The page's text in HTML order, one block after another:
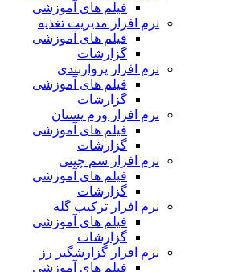
فیلم های آموزشی
نرم افزار مدیریت تغذیه
فیلم های آموزشی
گزارشات
نرم افزار پرواربندی
فیلم های آموزشی
گزارشات
نرم افزار ورم پستان
فیلم های آموزشی
گزارشات
نرم افزار سم چینی
فیلم های آموزشی
گزارشات
نرم افزار ترکیب گله
فیلم های آموزشی
گزارشات
نرم افزار گزارشگیر رز
فیلم های آموزشی